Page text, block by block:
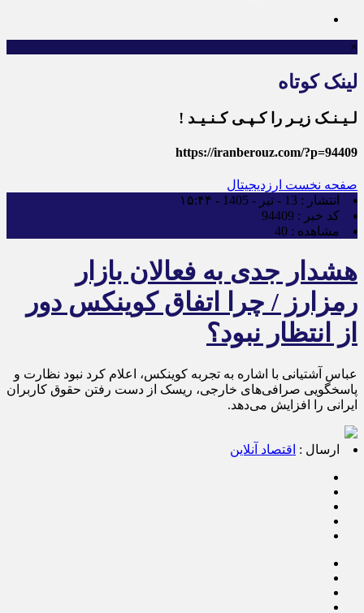
×
لینک کوتاه
لـیـنـک زیـر را کـپـی کـنـیـد !
https://iranberouz.com/?p=94409
صفحه نخست ارزدیجیتال
انتشار : 13 - تیر - 1405 - ۱۵:۴۴
کد خبر : 94409
مشاهده : 40
هشدار جدی به فعالان بازار
رمزارز / چرا اتفاق کوینکس دور
از انتظار نبود؟
عباس آشتیانی با اشاره به تجربه کوینکس، اعلام کرد نبود نظارت و
پاسخگویی صرافی‌های خارجی، ریسک از دست رفتن حقوق کاربران
ایرانی را افزایش می‌دهد.
ارسال : اقتصاد آنلاین